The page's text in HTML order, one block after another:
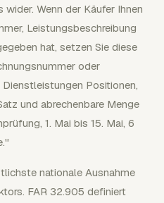
Wenn der Käufer Ihnen
Leistungsbeschreibung
hat, setzen Sie diese
oder
Dienstleistungen Positionen,
und abrechenbare Menge
1. Mai bis 15. Mai, 6
nationale Ausnahme
FAR 32.905 definiert